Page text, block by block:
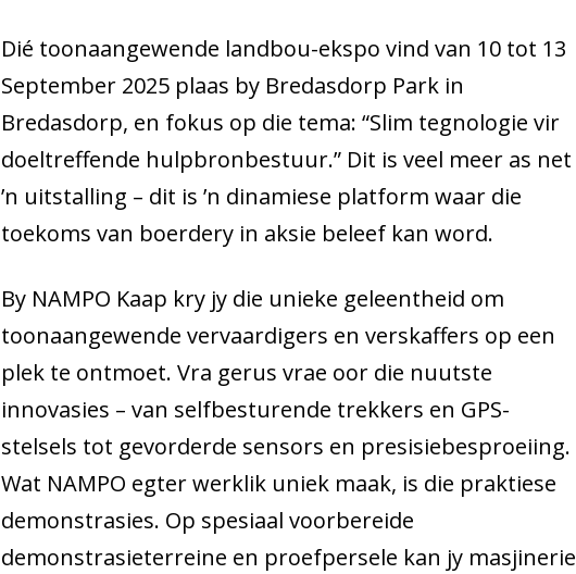
Dié toonaangewende landbou-ekspo vind van 10 tot 13
September 2025 plaas by Bredasdorp Park in
Bredasdorp, en fokus op die tema: “Slim tegnologie vir
doeltreffende hulpbronbestuur.” Dit is veel meer as net
’n uitstalling – dit is ’n dinamiese platform waar die
toekoms van boerdery in aksie beleef kan word.
By NAMPO Kaap kry jy die unieke geleentheid om
toonaangewende vervaardigers en verskaffers op een
plek te ontmoet. Vra gerus vrae oor die nuutste
innovasies – van selfbesturende trekkers en GPS-
stelsels tot gevorderde sensors en presisiebesproeiing.
Wat NAMPO egter werklik uniek maak, is die praktiese
demonstrasies. Op spesiaal voorbereide
demonstrasieterreine en proefpersele kan jy masjinerie